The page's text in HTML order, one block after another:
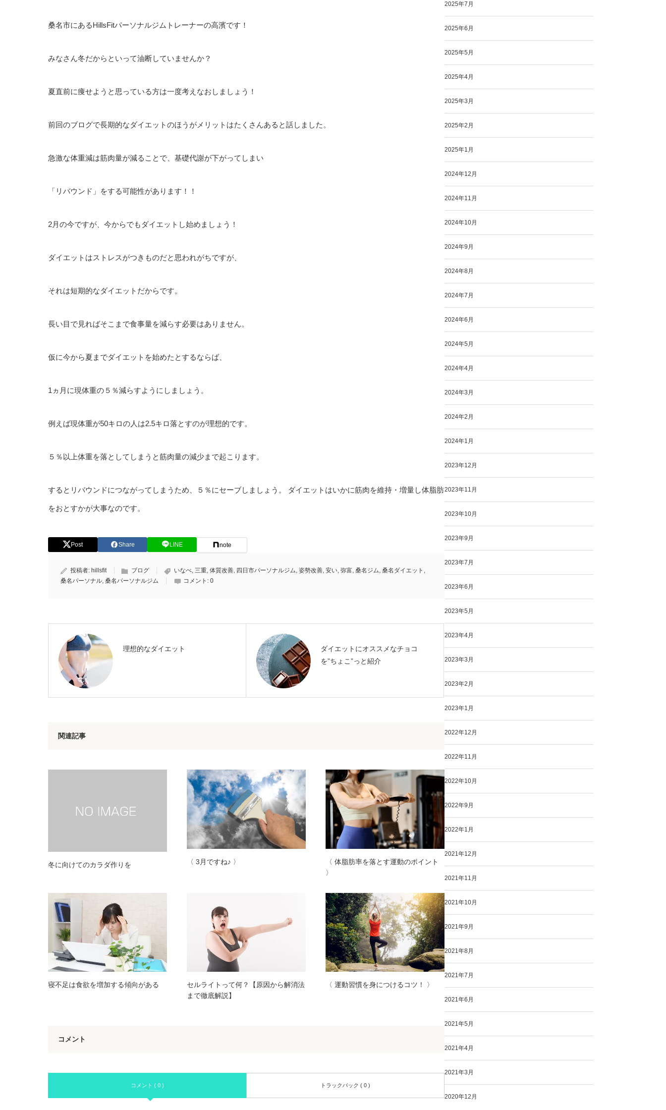
桑名市にあるHillsFitパーソナルジムトレーナーの高濱です！
みなさん冬だからといって油断していませんか？
夏直前に痩せようと思っている方は一度考えなおしましょう！
前回のブログで長期的なダイエットのほうがメリットはたくさんあると話しました。
急激な体重減は筋肉量が減ることで、基礎代謝が下がってしまい
「リバウンド」をする可能性があります！！
2月の今ですが、今からでもダイエットし始めましょう！
ダイエットはストレスがつきものだと思われがちですが、
それは短期的なダイエットだからです。
長い目で見ればそこまで食事量を減らす必要はありません。
仮に今から夏までダイエットを始めたとするならば、
1ヵ月に現体重の５％減らすようにしましょう。
例えば現体重が50キロの人は2.5キロ落とすのが理想的です。
５％以上体重を落としてしまうと筋肉量の減少まで起こります。
するとリバウンドにつながってしまうため、５％にセーブしましょう。 ダイエットはいかに筋肉を維持・増量し体脂肪
をおとすかが大事なのです。
Post Share LINE note
投稿者: hillsfit ブログ いなべ 三重 体質改善 四日市パーソナルジム 姿勢改善 安い 弥富 桑名ジム 桑名ダイエット
桑名パーソナル 桑名パーソナルジム コメント: 0
理想的なダイエット
ダイエットにオススメなチョコ
を”ちょこ”っと紹介
関連記事
冬に向けてのカラダ作りを 〈 3月ですね♪ 〉
〈 体脂肪率を落とす運動のポイント
〉
寝不足は食欲を増加する傾向がある
セルライトって何？【原因から解消法
まで徹底解説】
〈 運動習慣を身につけるコツ！ 〉
コメント
コメント ( 0 ) トラックバック ( 0 )
2025年7月
2025年6月
2025年5月
2025年4月
2025年3月
2025年2月
2025年1月
2024年12月
2024年11月
2024年10月
2024年9月
2024年8月
2024年7月
2024年6月
2024年5月
2024年4月
2024年3月
2024年2月
2024年1月
2023年12月
2023年11月
2023年10月
2023年9月
2023年7月
2023年6月
2023年5月
2023年4月
2023年3月
2023年2月
2023年1月
2022年12月
2022年11月
2022年10月
2022年9月
2022年1月
2021年12月
2021年11月
2021年10月
2021年9月
2021年8月
2021年7月
2021年6月
2021年5月
2021年4月
2021年3月
2020年12月